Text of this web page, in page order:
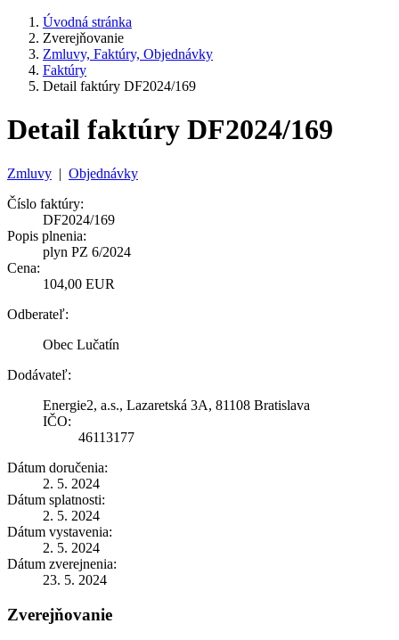
Úvodná stránka
Zverejňovanie
Zmluvy, Faktúry, Objednávky
Faktúry
Detail faktúry DF2024/169
Detail faktúry DF2024/169
Zmluvy | Objednávky
Číslo faktúry:
DF2024/169
Popis plnenia:
plyn PZ 6/2024
Cena:
104,00 EUR
Odberateľ:
Obec Lučatín
Dodávateľ:
Energie2, a.s., Lazaretská 3A, 81108 Bratislava
IČO:
46113177
Dátum doručenia:
2. 5. 2024
Dátum splatnosti:
2. 5. 2024
Dátum vystavenia:
2. 5. 2024
Dátum zverejnenia:
23. 5. 2024
Zverejňovanie